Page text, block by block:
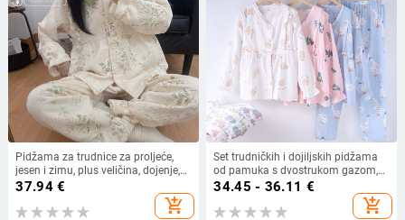
Pidžama za trudnice za proljeće,
jesen i zimu, plus veličina, dojenje,
prozračni pamuk
37.94€
add_shopping_cart
Set trudničkih i dojiljskih pidžama
od pamuka s dvostrukom gazom,
životinjskog uzorka, V-izrez s
bočnim otvorom, dugi rukavi
34.45 - 36.11 €
add_shopping_cart